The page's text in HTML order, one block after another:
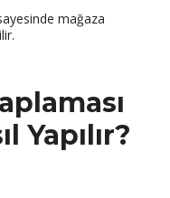
mağaza
Yapılır?